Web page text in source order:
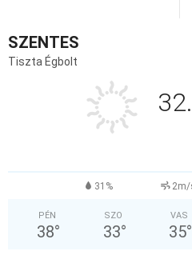
SZENTES
Tiszta Égbolt
31% 2m/
PÉN
38°
SZO
33°
VAS
35°